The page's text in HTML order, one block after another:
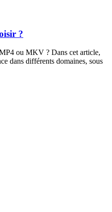
?
ou MKV ? Dans cet article,
dans différents domaines, sous